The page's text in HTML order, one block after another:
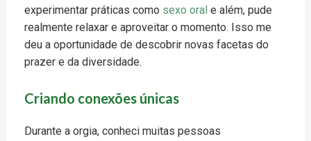
experimentar práticas como sexo orale além, pude
realmente relaxar e aproveitar o momento. Isso me
deu a oportunidade de descobrir novas facetas do
prazer e da diversidade.
Criando conexões únicas
Durante a orgia, conheci muitas pessoas